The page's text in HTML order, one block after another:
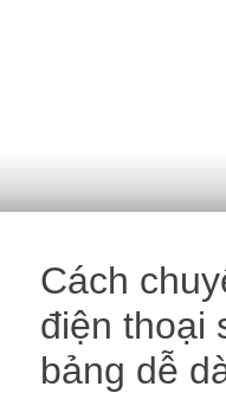
Cách
điện thoại
bảng dễ